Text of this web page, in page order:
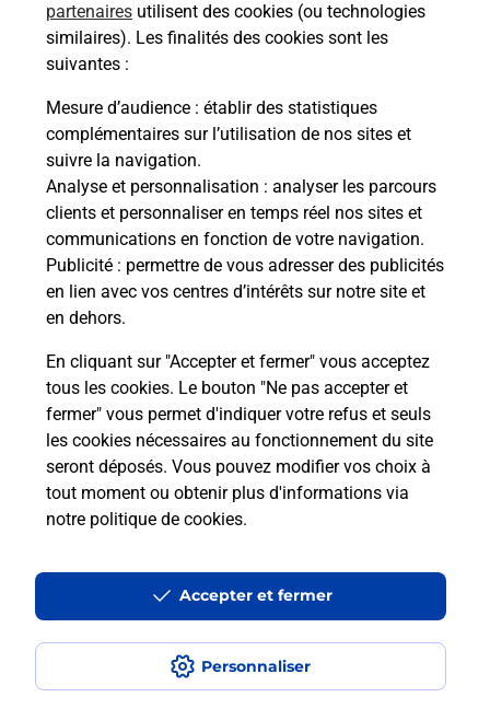
partenaires utilisent des cookies (ou technologies
similaires). Les finalités des cookies sont les
suivantes :
Mesure d’audience : établir des statistiques
complémentaires sur l’utilisation de nos sites et
suivre la navigation.
Analyse et personnalisation : analyser les parcours
clients et personnaliser en temps réel nos sites et
communications en fonction de votre navigation.
Publicité : permettre de vous adresser des publicités
en lien avec vos centres d’intérêts sur notre site et
en dehors.
En cliquant sur "Accepter et fermer" vous acceptez
tous les cookies. Le bouton "Ne pas accepter et
fermer" vous permet d'indiquer votre refus et seuls
les cookies nécessaires au fonctionnement du site
seront déposés. Vous pouvez modifier vos choix à
tout moment ou obtenir plus d'informations via
notre politique de cookies.
Personnaliser
Accepter et fermer
La téléassistance classique avec
médaillon d’alarme qu’est ce que
c’est ?
Comment fonctionne la
téléassistance classique ?
Comment est installée la
téléassistance classique ?
Localiser Liste
Liste - téléassistance
Gironde - téléassistance
St Aubin De Medoc - téléassistance
Accessibilité : partiellement conforme
Conditions contractuelles
Mentions légales